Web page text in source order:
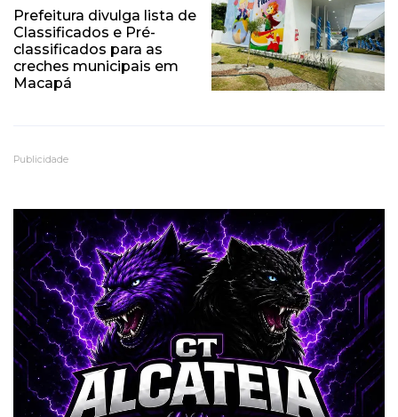
Prefeitura divulga lista de
Classificados e Pré-
classificados para as
creches municipais em
Macapá
Publicidade